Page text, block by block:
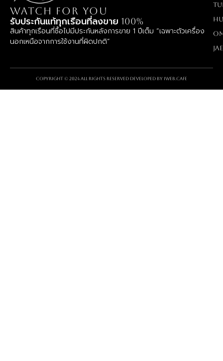
WATCH FOR YOU
รับประกันแท้ทุกเรือนที่ลงขาย 100%
สินค้าทุกเรือนที่ซื้อไปมีประกันหลังการขาย 1 ปีเต็ม “เฉพาะตัวเครื่อง
นอกเหนือจากการใช้งานที่ผิดปกติ”
Copyright © 2024 All rights reserved Developed by iWeb.cafe